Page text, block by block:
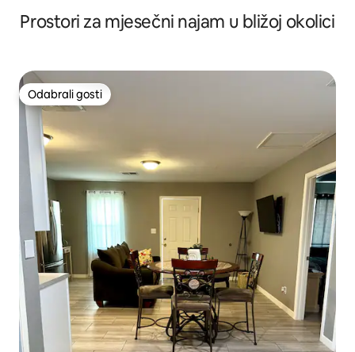
Prostori za mjesečni najam u bližoj okolici
Odabrali gosti
Odabrali gosti